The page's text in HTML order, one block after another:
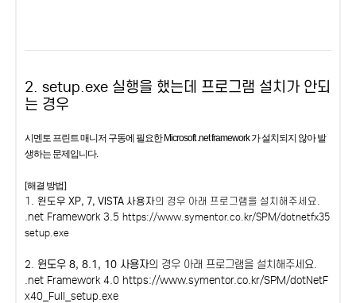
2. setup.exe 실행을 했는데 프로그램 설치가 안되
는 경우
시멘토 프린트 매니저 구동에 필요한 Microsoft .net framework 가 설치되지 않아 발
생하는 문제입니다.
[해결 방법]
1. 윈도우 XP, 7, VISTA 사용자의 경우 아래 프로그램을 설치해주세요.
.net Framework 3.5 https://www.symentor.co.kr/SPM/dotnetfx35
setup.exe
2. 윈도우 8, 8.1, 10 사용자의 경우 아래 프로그램을 설치해주세요.
.net Framework 4.0 https://www.symentor.co.kr/SPM/dotNetF
x40_Full_setup.exe